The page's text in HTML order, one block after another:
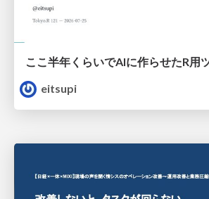
ここ半年くらいでAIに作らせたR用
eitsupi